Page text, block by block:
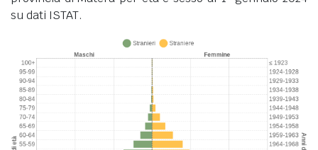
su dati ISTAT.